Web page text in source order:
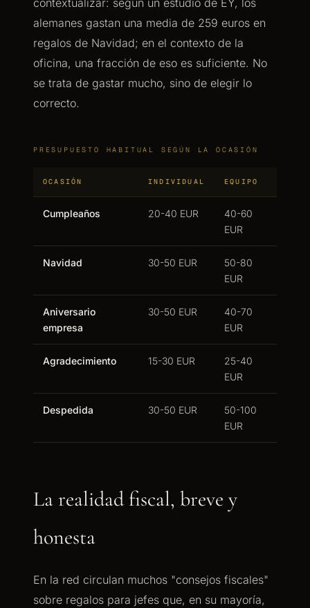
contextualizar: según un estudio de EY, los
alemanes gastan una media de 259 euros en
regalos de Navidad; en el contexto de la
oficina, una fracción de eso es suficiente. No
se trata de gastar mucho, sino de elegir lo
correcto.
PRESUPUESTO HABITUAL SEGÚN LA OCASIÓN
OCASIÓN INDIVIDUAL EQUIPO
Cumpleaños 20-40 EUR
40-60
EUR
Navidad 30-50 EUR
50-80
EUR
Aniversario
empresa
30-50 EUR
40-70
EUR
Agradecimiento 15-30 EUR
25-40
EUR
Despedida 30-50 EUR
50-100
EUR
La realidad fiscal, breve y
honesta
En la red circulan muchos "consejos fiscales"
sobre regalos para jefes que, en su mayoría,